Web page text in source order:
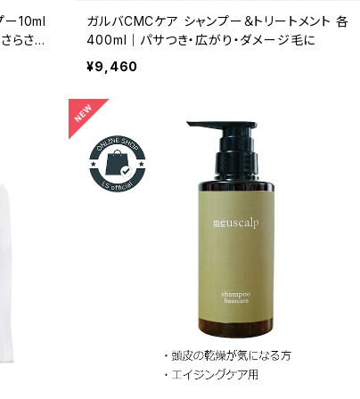
ー10ml
らさら
ガルバCMCケア シャンプー＆トリートメント 各
400ml｜パサつき・広がり・ダメージ毛に
¥9,460